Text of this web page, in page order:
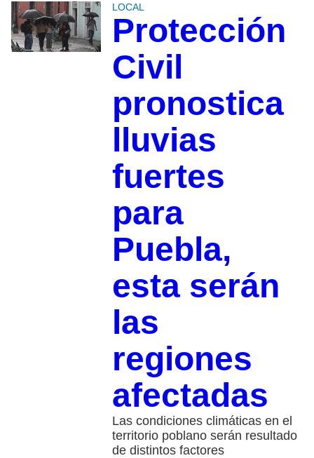
LOCAL
Protección
Civil
pronostica
lluvias
fuertes
para
Puebla,
esta serán
las
regiones
afectadas
Las condiciones climáticas en el
territorio poblano serán resultado
de distintos factores